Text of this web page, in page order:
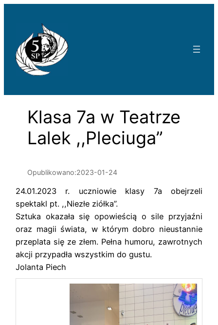
Klasa 7a w Teatrze
Lalek ,,Pleciuga”
Opublikowano:2023-01-24
24.01.2023 r. uczniowie klasy 7a obejrzeli
spektakl pt. ,,Niezłe ziółka”.
Sztuka okazała się opowieścią o sile przyjaźni
oraz magii świata, w którym dobro nieustannie
przeplata się ze złem. Pełna humoru, zawrotnych
akcji przypadła wszystkim do gustu.
Jolanta Piech